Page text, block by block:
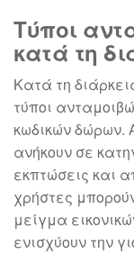
Τύποι
κατά τη
Κατά τη
τύποι
κωδικών δώρων.
ανήκουν σε
εκπτώσεις και
χρήστες
μείγμα
ενισχύουν την